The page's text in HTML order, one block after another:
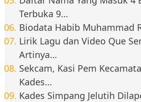
Terbuka 9…
Biodata Habib Muhammad
Lirik Lagu dan Video Que
Artinya…
Sekcam, Kasi Pem
Kades…
Kades Simpang Jelutih